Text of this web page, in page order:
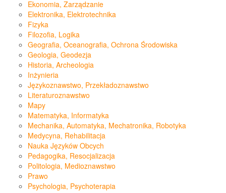
Ekonomia, Zarządzanie
Elektronika, Elektrotechnika
Fizyka
Filozofia, Logika
Geografia, Oceanografia, Ochrona Środowiska
Geologia, Geodezja
Historia, Archeologia
Inżynieria
Językoznawstwo, Przekładoznawstwo
Literaturoznawstwo
Mapy
Matematyka, Informatyka
Mechanika, Automatyka, Mechatronika, Robotyka
Medycyna, Rehabilitacja
Nauka Języków Obcych
Pedagogika, Resocjalizacja
Politologia, Medioznawstwo
Prawo
Psychologia, Psychoterapia